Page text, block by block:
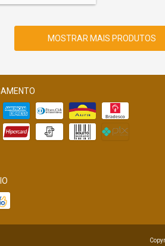
MOSTRAR MAIS PRODUTOS